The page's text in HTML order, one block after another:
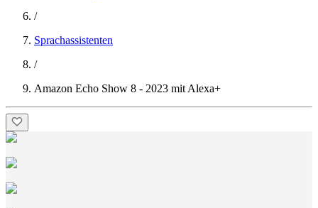
/
Sprachassistenten
/
Amazon Echo Show 8 - 2023 mit Alexa+